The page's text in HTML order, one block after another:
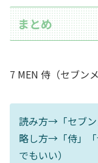
まとめ
7 MEN 侍（セブン
読み方→「セブン
略し方→「侍」
でもいい）